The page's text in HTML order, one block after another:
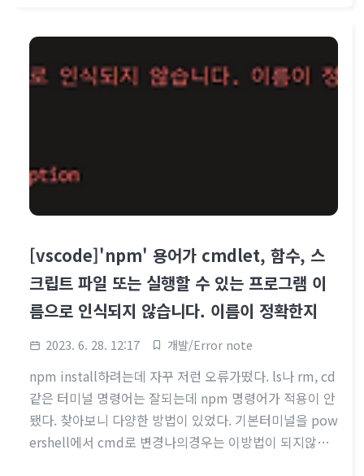
[vscode]'npm' 용어가 cmdlet, 함수, 스
크립트 파일 또는 실행할 수 있는 프로그램 이
름으로 인식되지 않습니다. 이름이 정확한지
2023. 6. 28. 12:17 개발/Error note
npm install하려는데 자꾸 저런 오류가떴다. ls나 rm, cd
같은 터미널 명령어는 잘되는데 npm 명령어가 적용이 안
됐다. 찾아보니 다양한 방법이 있었다. 기본터미널을 pow
ershell에서 cmd로 변경나의경우는 이방법이 되지않았